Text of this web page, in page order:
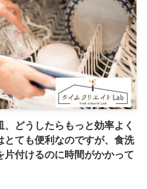
どうしたらもっと効率よく
とても便利なのですが、食洗
片付けるのに時間がかかって